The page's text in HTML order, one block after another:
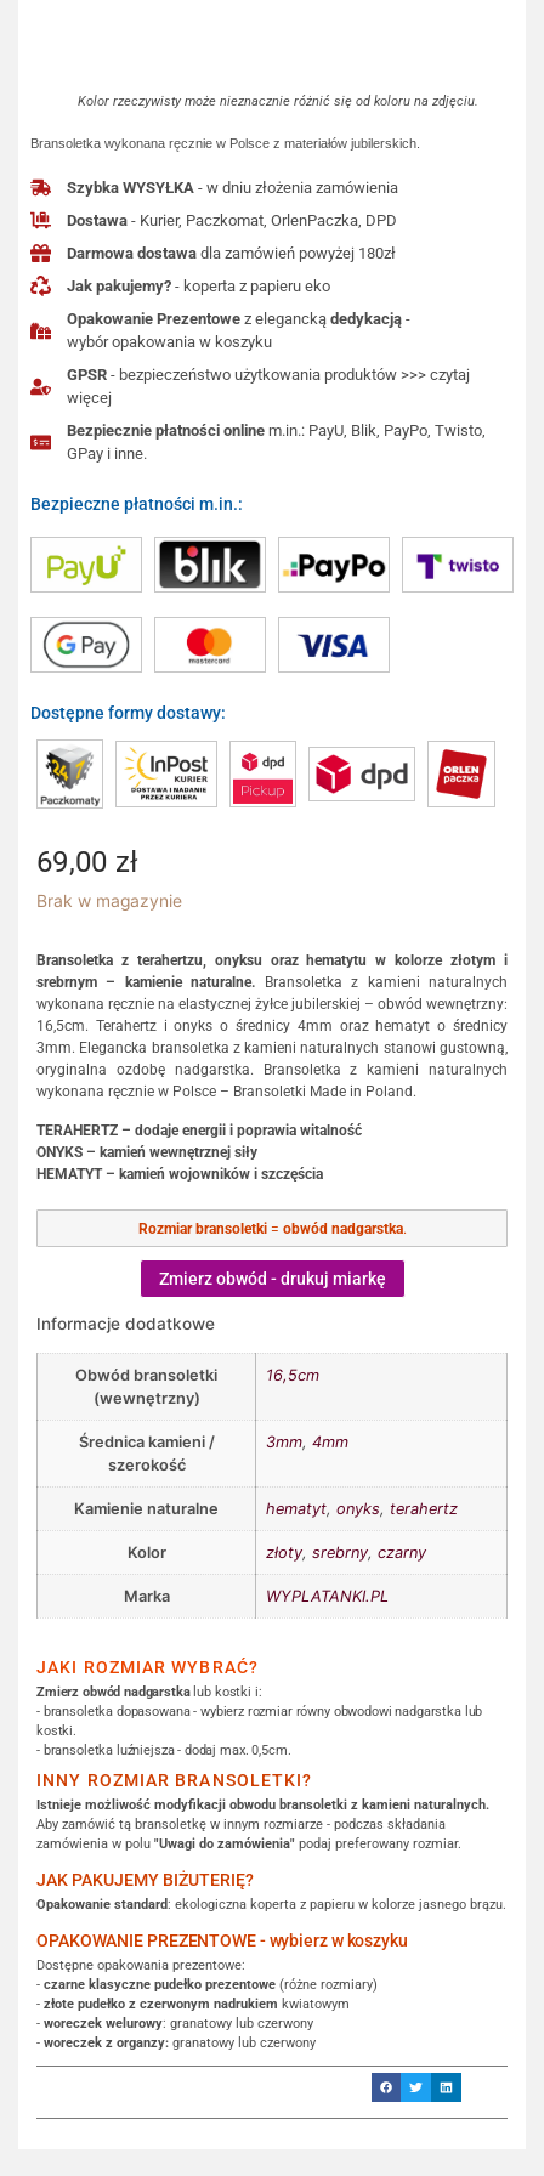
Kolor rzeczywisty może nieznacznie różnić się od koloru na zdjęciu.
Bransoletka wykonana ręcznie w Polsce z materiałów jubilerskich.
Szybka WYSYŁKA - w dniu złożenia zamówienia
Dostawa - Kurier, Paczkomat, OrlenPaczka, DPD
Darmowa dostawa dla zamówień powyżej 180zł
Jak pakujemy? - koperta z papieru eko
Opakowanie Prezentowe z eleganckądedykacją -
wybór opakowania w koszyku
GPSR - bezpieczeństwo użytkowania produktów >>> czytaj
więcej
Bezpiecznie płatności online m.in.: PayU, Blik, PayPo, Twisto,
GPay i inne.
Bezpieczne płatności m.in.:
Dostępne formy dostawy:
69,00 zł
Brak w magazynie
Bransoletka z terahertzu, onyksu oraz hematytu w kolorze złotym i
srebrnym – kamienie naturalne. Bransoletka z kamieni naturalnych
wykonana ręcznie na elastycznej żyłce jubilerskiej – obwód wewnętrzny:
16,5cm. Terahertz i onyks o średnicy 4mm oraz hematyt o średnicy
3mm. Elegancka bransoletka z kamieni naturalnych stanowi gustowną,
oryginalna ozdobę nadgarstka. Bransoletka z kamieni naturalnych
wykonana ręcznie w Polsce – Bransoletki Made in Poland.
TERAHERTZ – dodaje energii i poprawia witalność
ONYKS – kamień wewnętrznej siły
HEMATYT – kamień wojowników i szczęścia
Rozmiar bransoletki= obwód nadgarstka.
Zmierz obwód - drukuj miarkę
Informacje dodatkowe
Obwód bransoletki
(wewnętrzny)
16,5cm
Średnica kamieni /
szerokość
3mm, 4mm
Kamienie naturalne hematyt, onyks, terahertz
Kolor złoty, srebrny, czarny
Marka WYPLATANKI.PL
JAKI ROZMIAR WYBRAĆ?
Zmierz obwód nadgarstkalub kostki i:
- bransoletka dopasowana - wybierz rozmiar równy obwodowi nadgarstka lub
kostki.
- bransoletka luźniejsza - dodaj max. 0,5cm.
INNY ROZMIAR BRANSOLETKI?
Istnieje możliwość modyfikacji obwodu bransoletki z kamieni naturalnych.
Aby zamówić tą bransoletkę w innym rozmiarze - podczas składania
zamówienia w polu "Uwagi do zamówienia" podaj preferowany rozmiar.
JAK PAKUJEMY BIŻUTERIĘ?
Opakowanie standard: ekologiczna koperta z papieru w kolorze jasnego brązu.
OPAKOWANIE PREZENTOWE - wybierz w koszyku
Dostępne opakowania prezentowe:
- czarne klasyczne pudełko prezentowe (różne rozmiary)
- złote pudełko z czerwonym nadrukiem kwiatowym
- woreczek welurowy: granatowy lub czerwony
- woreczek z organzy: granatowy lub czerwony